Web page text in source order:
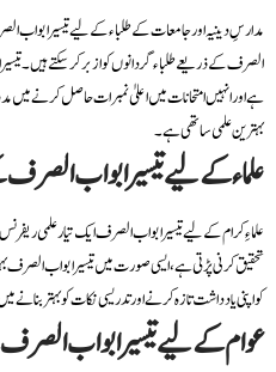
مدارسِ دینیہ اور جامعات کے طلباء کے لیے تیسیر ابواب
الصرف کے ذریعے طلباء گردانوں کو ازبر کر سکتے ہیں۔
ہے اور انہیں امتحانات میں اعلیٰ نمبرات حاصل کرنے میں
بہترین علمی ساتھی ہے۔
علماء کے لیے تیسیر ابواب الصرف
علماءِ کرام کے لیے تیسیر ابواب الصرف ایک تیار علمی
تحقیق کرنی پڑتی ہے، ایسی صورت میں تیسیر ابواب الصرف
کو اپنی یادداشت تازہ کرنے اور تدریسی نکات کو بہتر بنانے
عوام کے لیے تیسیر ابواب